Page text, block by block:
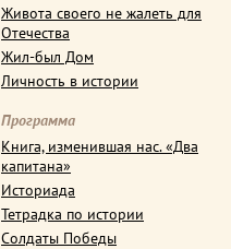
Живота своего не жалеть для
Отечества
Жил-был Дом
Личность в истории
Программа
Книга, изменившая нас. «Два
капитана»
Историада
Тетрадка по истории
Солдаты Победы